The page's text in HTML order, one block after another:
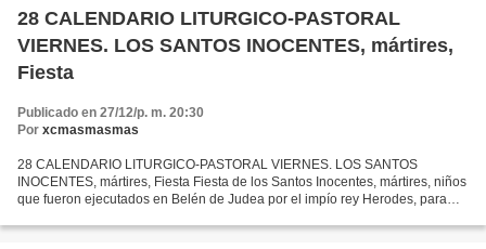
28 CALENDARIO LITURGICO-PASTORAL
VIERNES. LOS SANTOS INOCENTES, mártires,
Fiesta
Publicado en 27/12/p. m. 20:30
Por xcmasmasmas
28 CALENDARIO LITURGICO-PASTORAL VIERNES. LOS SANTOS
INOCENTES, mártires, Fiesta Fiesta de los Santos Inocentes, mártires, niños
que fueron ejecutados en Belén de Judea por el impío rey Herodes, para